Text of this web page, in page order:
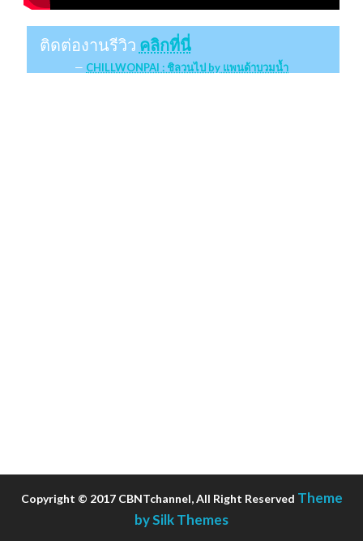
ติดต่องานรีวิว คลิกที่นี่
CHILLWONPAI : ชิลวนไป by แพนด้าบวมน้ำ
Copyright © 2017 CBNTchannel, All Right Reserved Theme
by Silk Themes